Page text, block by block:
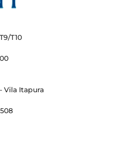
T10
Vila Itapura